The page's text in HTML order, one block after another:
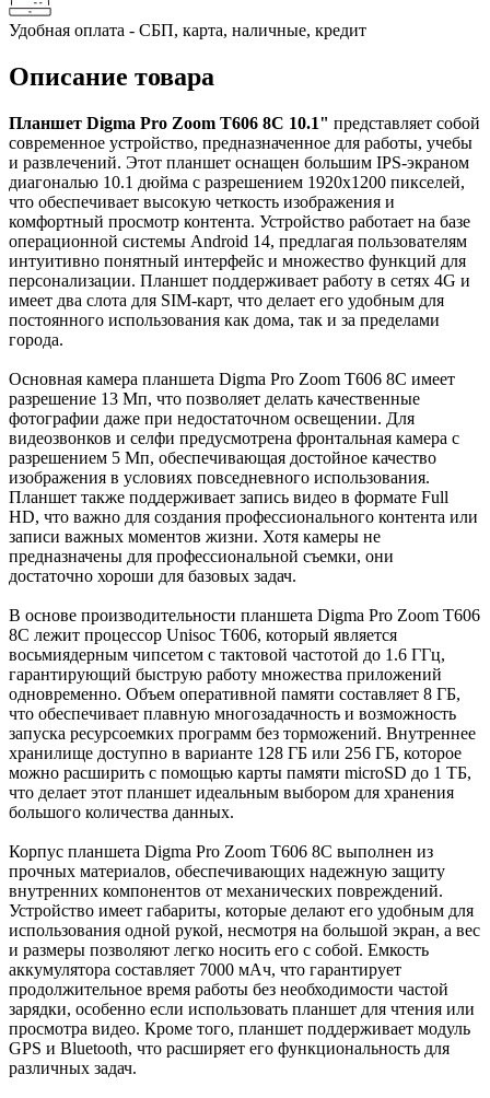
Удобная оплата - СБП, карта, наличные, кредит
Описание товара
Планшет Digma Pro Zoom T606 8C 10.1" представляет собой
современное устройство, предназначенное для работы, учебы
и развлечений. Этот планшет оснащен большим IPS-экраном
диагональю 10.1 дюйма с разрешением 1920x1200 пикселей,
что обеспечивает высокую четкость изображения и
комфортный просмотр контента. Устройство работает на базе
операционной системы Android 14, предлагая пользователям
интуитивно понятный интерфейс и множество функций для
персонализации. Планшет поддерживает работу в сетях 4G и
имеет два слота для SIM-карт, что делает его удобным для
постоянного использования как дома, так и за пределами
города.
Основная камера планшета Digma Pro Zoom T606 8C имеет
разрешение 13 Мп, что позволяет делать качественные
фотографии даже при недостаточном освещении. Для
видеозвонков и селфи предусмотрена фронтальная камера с
разрешением 5 Мп, обеспечивающая достойное качество
изображения в условиях повседневного использования.
Планшет также поддерживает запись видео в формате Full
HD, что важно для создания профессионального контента или
записи важных моментов жизни. Хотя камеры не
предназначены для профессиональной съемки, они
достаточно хороши для базовых задач.
В основе производительности планшета Digma Pro Zoom T606
8C лежит процессор Unisoc T606, который является
восьмиядерным чипсетом с тактовой частотой до 1.6 ГГц,
гарантирующий быструю работу множества приложений
одновременно. Объем оперативной памяти составляет 8 ГБ,
что обеспечивает плавную многозадачность и возможность
запуска ресурсоемких программ без торможений. Внутреннее
хранилище доступно в варианте 128 ГБ или 256 ГБ, которое
можно расширить с помощью карты памяти microSD до 1 ТБ,
что делает этот планшет идеальным выбором для хранения
большого количества данных.
Корпус планшета Digma Pro Zoom T606 8C выполнен из
прочных материалов, обеспечивающих надежную защиту
внутренних компонентов от механических повреждений.
Устройство имеет габариты, которые делают его удобным для
использования одной рукой, несмотря на большой экран, а вес
и размеры позволяют легко носить его с собой. Емкость
аккумулятора составляет 7000 мАч, что гарантирует
продолжительное время работы без необходимости частой
зарядки, особенно если использовать планшет для чтения или
просмотра видео. Кроме того, планшет поддерживает модуль
GPS и Bluetooth, что расширяет его функциональность для
различных задач.